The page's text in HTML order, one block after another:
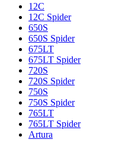
12C
12C Spider
650S
650S Spider
675LT
675LT Spider
720S
720S Spider
750S
750S Spider
765LT
765LT Spider
Artura